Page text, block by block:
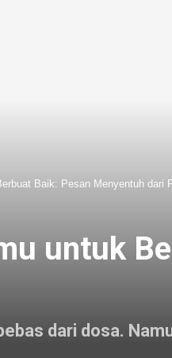
Baik: Pesan Menyentuh dari
untuk
dari dosa.